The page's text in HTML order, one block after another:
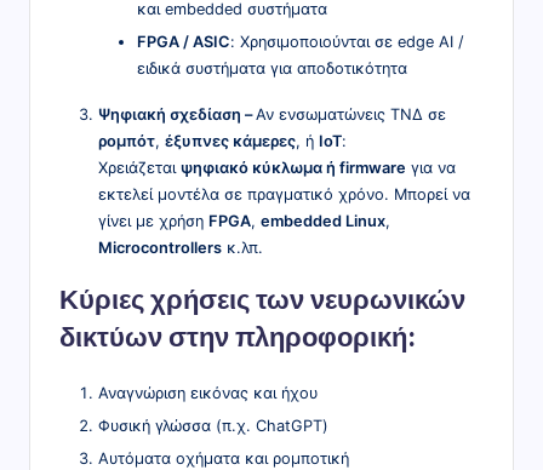
και embedded συστήματα
FPGA / ASIC: Χρησιμοποιούνται σε edge AI /
ειδικά συστήματα για αποδοτικότητα
Ψηφιακή σχεδίαση –Αν ενσωματώνεις ΤΝΔ σε
ρομπότ, έξυπνες κάμερες, ή IoT:
Χρειάζεται ψηφιακό κύκλωμα ή firmware για να
εκτελεί μοντέλα σε πραγματικό χρόνο. Μπορεί να
γίνει με χρήση FPGA, embedded Linux,
Microcontrollers κ.λπ.
Κύριες χρήσεις των νευρωνικών
δικτύων στην πληροφορική:
Αναγνώριση εικόνας και ήχου
Φυσική γλώσσα (π.χ. ChatGPT)
Αυτόματα οχήματα και ρομποτική